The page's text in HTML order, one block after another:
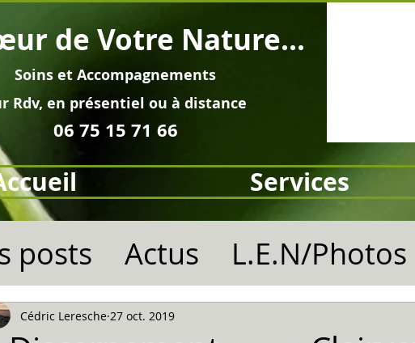
Soins et Accompagnements
Rdv, en présentiel ou à distance
06 75 15 71 66
de Votre Nature...
Services
posts Actus L.E.N/Photos
Cédric Leresche 27 oct. 2019